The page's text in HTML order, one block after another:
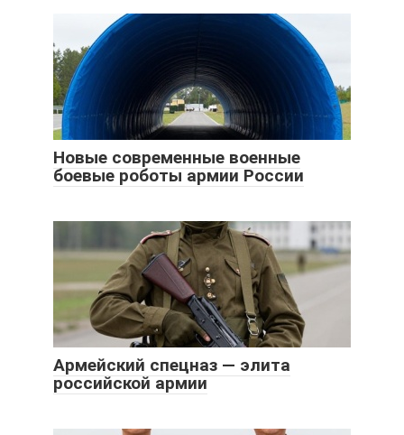
Новые современные военные
боевые роботы армии России
Армейский спецназ — элита
российской армии